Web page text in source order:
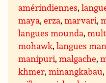
amérindiennes,
maya,erza,marvari,
langues mounda,
mohawk,langues
manipuri,malgache,
khmer,minangkabau